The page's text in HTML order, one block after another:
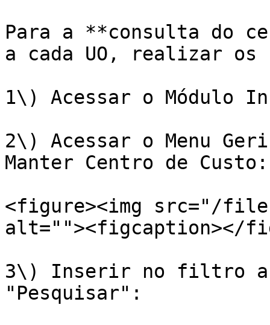
Para a **consulta do
a cada UO, realizar os
1\) Acessar o Módulo
2\) Acessar o Menu
Manter Centro de Custo:
<figure><img src="/files/
alt=""><figcaption></
3\) Inserir no filtro a
"Pesquisar":